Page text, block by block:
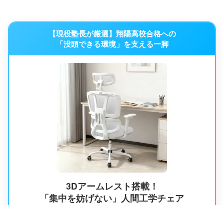
【現役塾長が厳選】翔陽高校合格への
「没頭できる環境」を支える一脚
3Dアームレスト搭載！
「集中を妨げない」人間工学チェア